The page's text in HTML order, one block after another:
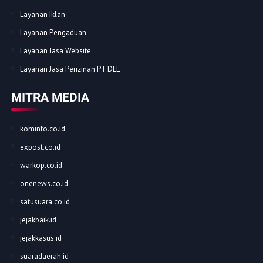
Layanan Iklan
Layanan Pengaduan
Layanan Jasa Website
Layanan Jasa Perizinan PT DLL
MITRA MEDIA
kominfo.co.id
expost.co.id
warkop.co.id
onenews.co.id
satusuara.co.id
jejakbaik.id
jejakkasus.id
suaradaerah.id